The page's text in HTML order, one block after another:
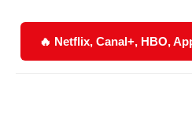
🔥 Netflix, Canal+, HBO,